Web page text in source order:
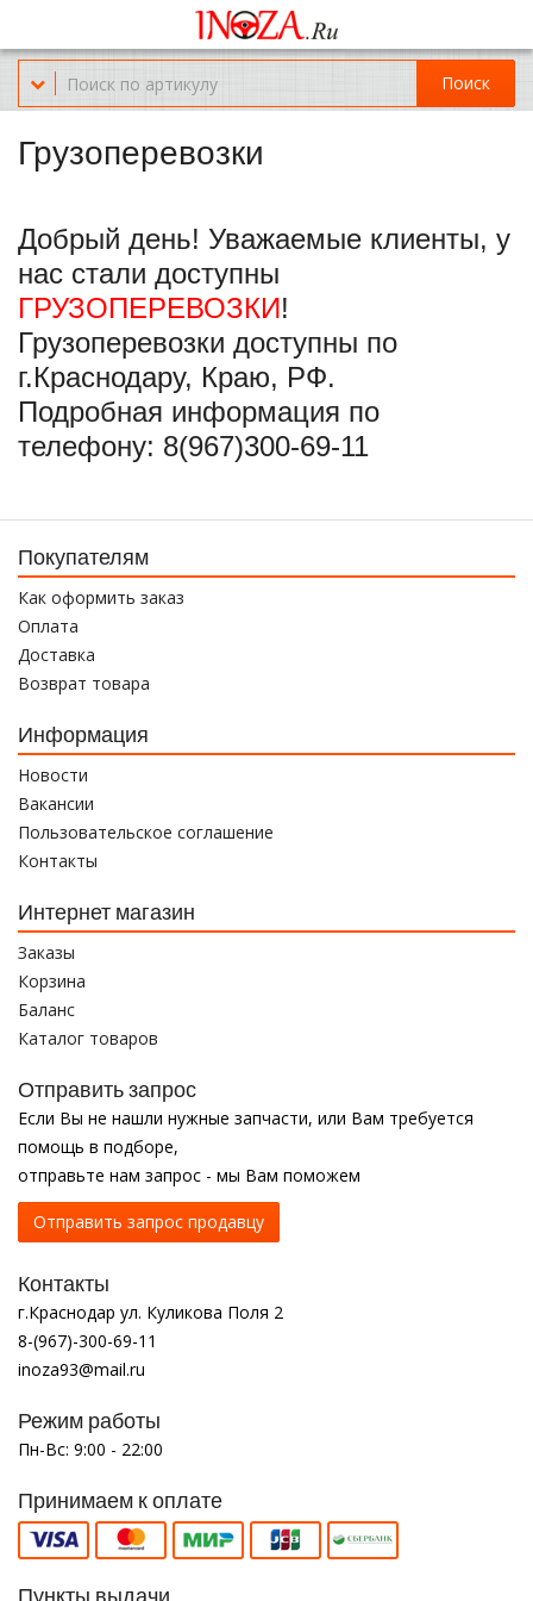
Офис обслуживания г.Краснодар (KRD) Куликова Поля 2 (магазин
Нож-мясо)
8-(967)-300-69-11
Поиск
Грузоперевозки
Добрый день! Уважаемые клиенты, у
нас стали доступны
ГРУЗОПЕРЕВОЗКИ!
Грузоперевозки доступны по
г.Краснодару, Краю, РФ.
Подробная информация по
телефону: 8(967)300-69-11
Покупателям
Как оформить заказ
Оплата
Доставка
Возврат товара
Информация
Новости
Вакансии
Пользовательское соглашение
Контакты
Интернет магазин
Заказы
Корзина
Баланс
Каталог товаров
Отправить запрос
Если Вы не нашли нужные запчасти, или Вам требуется
помощь в подборе,
отправьте нам запрос - мы Вам поможем
Отправить запрос продавцу
Контакты
г.Краснодар ул. Куликова Поля 2
8-(967)-300-69-11
inoza93@mail.ru
Режим работы
Пн-Вс: 9:00 - 22:00
Принимаем к оплате
Пункты выдачи